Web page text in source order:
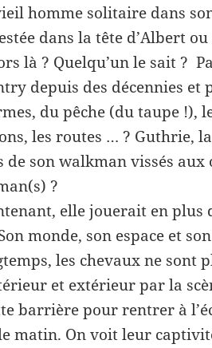
homme solitaire dans
dans la tête d’Albert
là ? Quelqu’un le sait ?
depuis des décennies et
du pêche (du taupe !),
les routes … ? Guthrie,
de son walkman vissés
?
elle jouerait en plus
monde, son espace et
les chevaux ne sont
et extérieur par la
barrière pour rentrer à
matin. On voit leur